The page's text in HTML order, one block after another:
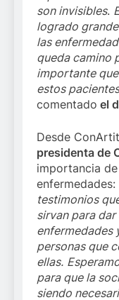
son invisibles.
logrado
las
queda camino
importante
estos
comentado el
Desde
presidenta de
importancia
enfermedades:
testimonios
sirvan para
enfermedades
personas que
ellas.
para que la
siendo